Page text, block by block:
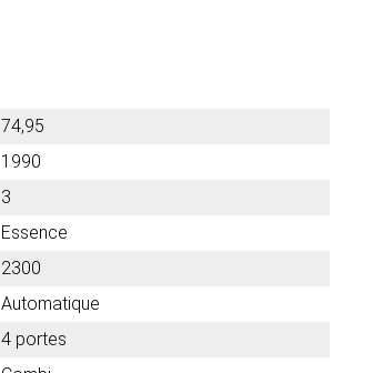
74,95
1990
3
Essence
2300
Automatique
4 portes